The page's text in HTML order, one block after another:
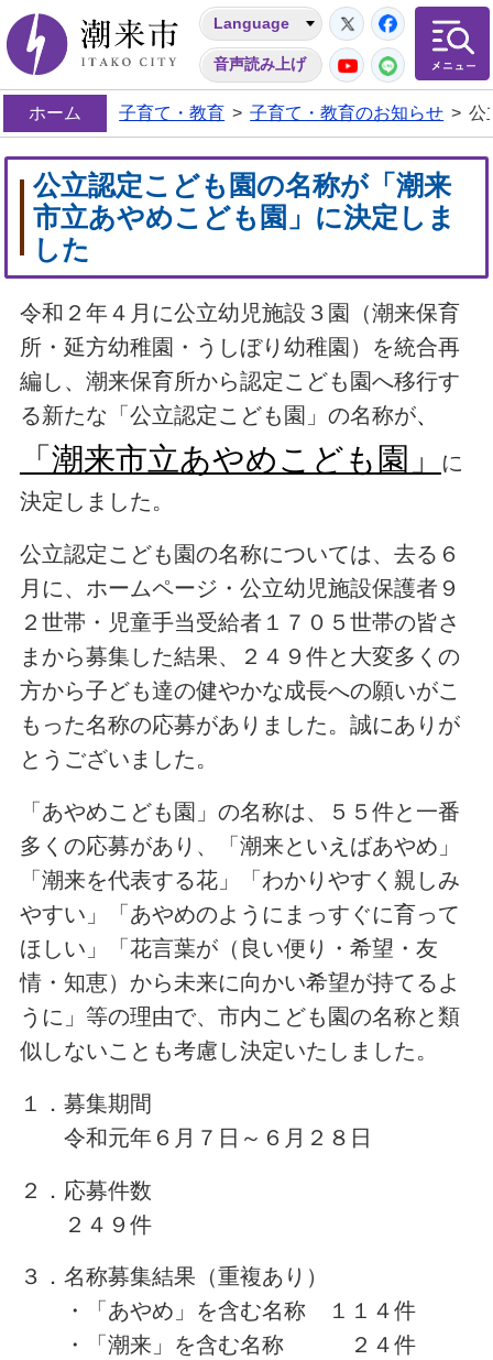
潮来市
Language
音声読み上げ
Twitter
YouTube
LINE
ホーム 子育て・教育 > 子育て・教育のお知らせ > 公
公立認定こども園の名称が「潮来
市立あやめこども園」に決定しま
した
令和２年４月に公立幼児施設３園（潮来保育
所・延方幼稚園・うしぼり幼稚園）を統合再
編し、潮来保育所から認定こども園へ移行す
る新たな「公立認定こども園」の名称が、
「潮来市立あやめこども園」
に
決定しました。
公立認定こども園の名称については、去る６
月に、ホームページ・公立幼児施設保護者９
２世帯・児童手当受給者１７０５世帯の皆さ
まから募集した結果、２４９件と大変多くの
方から子ども達の健やかな成長への願いがこ
もった名称の応募がありました。誠にありが
とうございました。
「あやめこども園」の名称は、５５件と一番
多くの応募があり、「潮来といえばあやめ」
「潮来を代表する花」「わかりやすく親しみ
やすい」「あやめのようにまっすぐに育って
ほしい」「花言葉が（良い便り・希望・友
情・知恵）から未来に向かい希望が持てるよ
うに」等の理由で、市内こども園の名称と類
似しないことも考慮し決定いたしました。
１．募集期間
令和元年６月７日～６月２８日
２．応募件数
２４９件
３．名称募集結果（重複あり）
・「あやめ」を含む名称 １１４件
・「潮来」を含む名称 ２４件